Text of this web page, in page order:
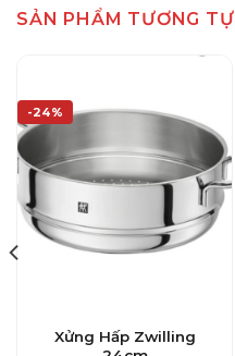
SẢN PHẨM TƯƠNG TỰ
-24%
Xửng Hấp Zwilling